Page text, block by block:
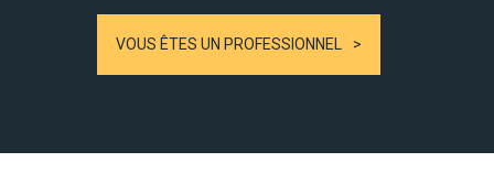
VOUS ÊTES UN PROFESSIONNEL